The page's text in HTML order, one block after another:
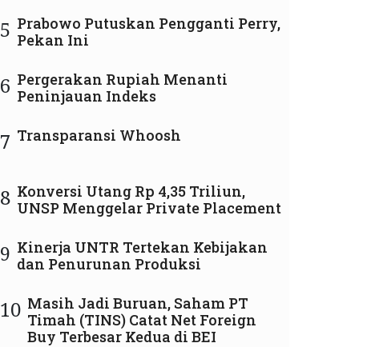
5 Prabowo Putuskan Pengganti Perry,
Pekan Ini
6 Pergerakan Rupiah Menanti
Peninjauan Indeks
7 Transparansi Whoosh
8 Konversi Utang Rp 4,35 Triliun,
UNSP Menggelar Private Placement
9 Kinerja UNTR Tertekan Kebijakan
dan Penurunan Produksi
10 Masih Jadi Buruan, Saham PT
Timah (TINS) Catat Net Foreign
Buy Terbesar Kedua di BEI